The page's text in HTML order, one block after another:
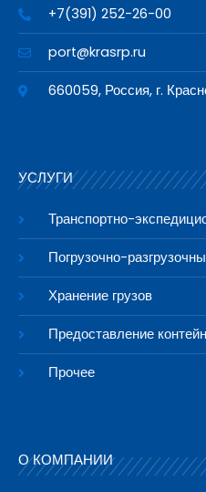
+7(391) 252-26-00
port@krasrp.ru
660059, Россия, г.
УСЛУГИ
Транспортно-
Погрузочно-
Хранение грузов
Предоставление
Прочее
О КОМПАНИИ